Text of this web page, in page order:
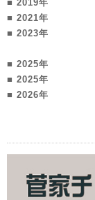
■ 2019年
■ 2021年
■ 2023年
■ 2025年
■ 2025年
■ 2026年